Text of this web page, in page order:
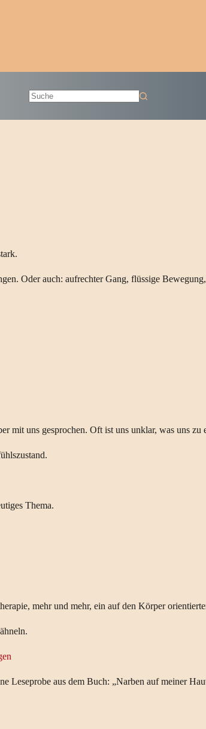
Ergebnisse
Oder auch: aufrechter Gang, flüssige
mit uns gesprochen. Oft ist uns unklar, was uns zu
Thema.
mehr und mehr, ein auf den Körper
Leseprobe aus dem Buch: „Narben auf meiner